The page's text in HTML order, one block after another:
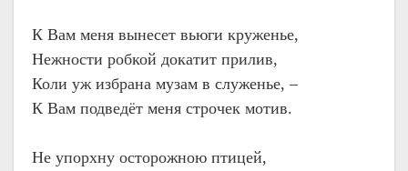
К Вам меня вынесет вьюги круженье,
Нежности робкой докатит прилив,
Коли уж избрана музам в служенье, –
К Вам подведёт меня строчек мотив.
Не упорхну осторожною птицей,